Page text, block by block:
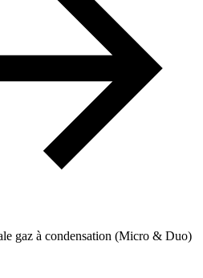
gaz à condensation (Micro & Duo)